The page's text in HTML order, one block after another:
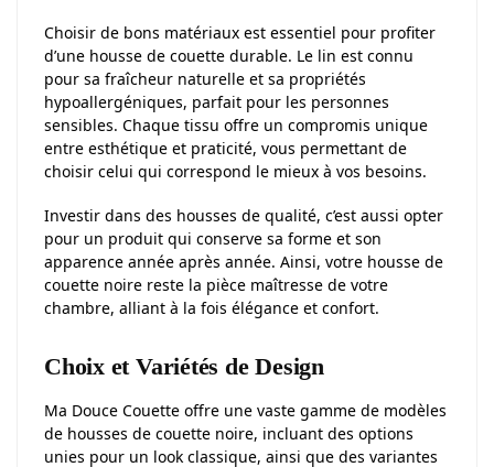
Choisir de bons matériaux est essentiel pour profiter
d’une housse de couette durable. Le lin est connu
pour sa fraîcheur naturelle et sa propriétés
hypoallergéniques, parfait pour les personnes
sensibles. Chaque tissu offre un compromis unique
entre esthétique et praticité, vous permettant de
choisir celui qui correspond le mieux à vos besoins.
Investir dans des housses de qualité, c’est aussi opter
pour un produit qui conserve sa forme et son
apparence année après année. Ainsi, votre housse de
couette noire reste la pièce maîtresse de votre
chambre, alliant à la fois élégance et confort.
Choix et Variétés de Design
Ma Douce Couette offre une vaste gamme de modèles
de housses de couette noire, incluant des options
unies pour un look classique, ainsi que des variantes